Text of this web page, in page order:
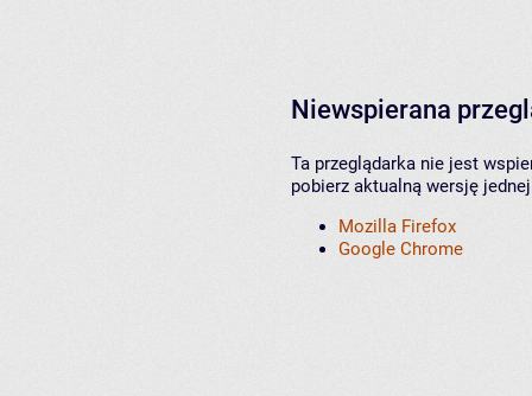
Niewspierana
Ta przeglądarka nie jest
pobierz aktualną wersję
Mozilla Firefox
Google Chrome